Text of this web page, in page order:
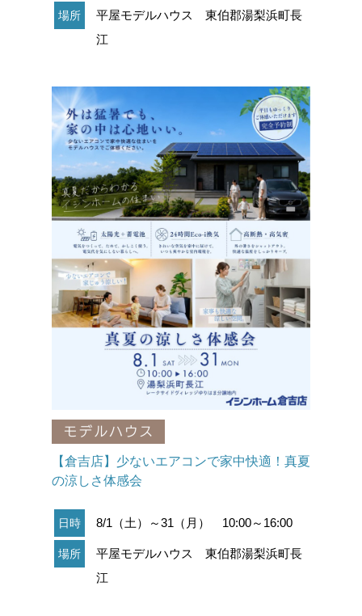
場所
平屋モデルハウス 東伯郡湯梨浜町長
江
【倉吉店】少ないエアコンで家中快適！真夏
の涼しさ体感会
日時 8/1（土）～31（月） 10:00～16:00
場所
平屋モデルハウス 東伯郡湯梨浜町長
江